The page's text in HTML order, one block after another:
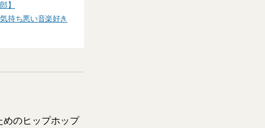
】
持ち悪い音楽好き
めのヒップホップ